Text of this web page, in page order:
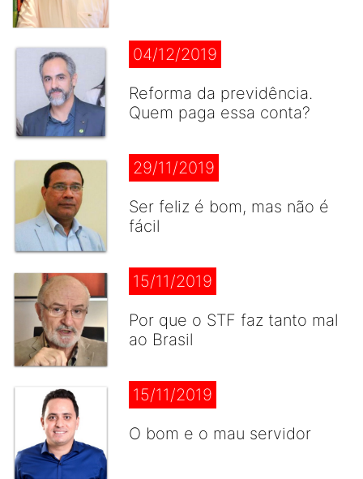
04/12/2019
Reforma da previdência.
Quem paga essa conta?
29/11/2019
Ser feliz é bom, mas não é
fácil
15/11/2019
Por que o STF faz tanto mal
ao Brasil
15/11/2019
O bom e o mau servidor